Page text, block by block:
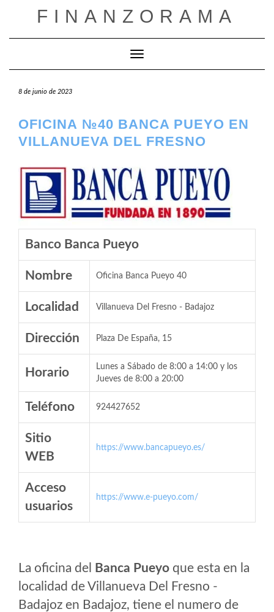
FINANZORAMA
Cambiar modo de navegación
8 de junio de 2023
OFICINA №40 BANCA PUEYO EN
VILLANUEVA DEL FRESNO
Banco Banca Pueyo
Nombre Oficina Banca Pueyo 40
Localidad Villanueva Del Fresno - Badajoz
Dirección Plaza De España, 15
Horario
Lunes a Sábado de 8:00 a 14:00 y los
Jueves de 8:00 a 20:00
Teléfono 924427652
Sitio
WEB
https://www.bancapueyo.es/
Acceso
usuarios
https://www.e-pueyo.com/
La oficina del Banca Pueyo que esta en la
localidad de Villanueva Del Fresno -
Badajoz en Badajoz, tiene el numero de